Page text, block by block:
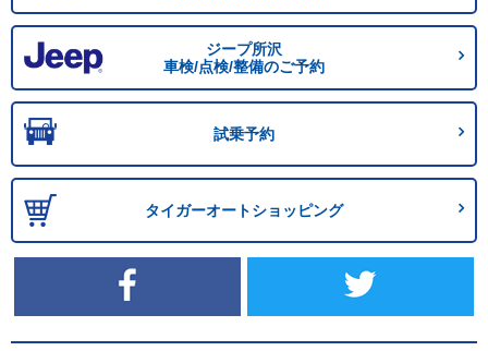
ジープ所沢
車検/点検/整備のご予約
試乗予約
タイガーオートショッピング